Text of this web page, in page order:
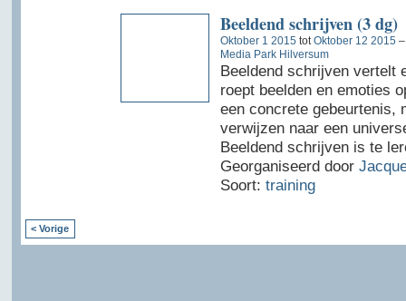
Beeldend schrijven (3 dg)
Oktober 1 2015 totOktober 12 2015
Media Park Hilversum
Beeldend schrijven vertelt
roept beelden en emoties
een concrete gebeurtenis,
verwijzen naar een
Beeldend schrijven is te
Georganiseerd door
Soort: training
< Vorige